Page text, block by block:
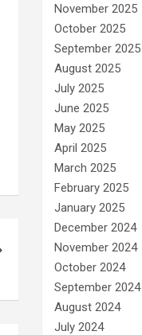
November 2025
October 2025
September 2025
August 2025
July 2025
June 2025
May 2025
April 2025
March 2025
February 2025
January 2025
December 2024
November 2024
October 2024
September 2024
August 2024
July 2024